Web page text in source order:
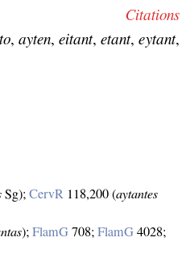
Citations
, ayten, eitant, etant, eytant,
Sg);CervR 118,200 (aytantes
);FlamG 708;FlamG 4028;